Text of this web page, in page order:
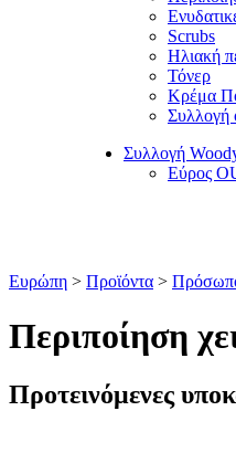
Scrubs
Ηλιακή
Τόνερ
Κρέμα
Συλλογή
Συλλογή
Εύρος
Ευρώπη > Προϊόντα >
Περιποίηση
Προτεινόμενες